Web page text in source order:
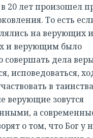
20 лет произошел
То есть
на верующих и
и верующим было
совершать дела
исповедоваться,
в
верующие зовутся
а
о том, что Бог у